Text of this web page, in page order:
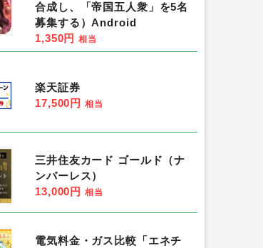
合成し、「帝国五人衆」を5名
募集する）Android
1,350円 相当
楽天証券
17,500円 相当
三井住友カード ゴールド（ナ
ンバーレス）
13,000円 相当
電気料金・ガス比較「エネチ